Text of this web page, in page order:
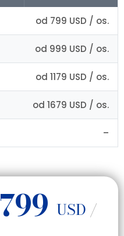
od 799 USD / os.
od 999 USD / os.
od 1179 USD / os.
od 1679 USD / os.
–
799 USD /